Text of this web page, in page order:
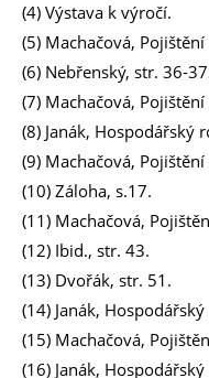
(4) Výstava k výročí.
(5) Machačová,
(6) Nebřenský, str. 36-
(7) Machačová,
(8) Janák, Hospodářský
(9) Machačová,
(10) Záloha, s.17.
(11) Machačová,
(12) Ibid., str. 43.
(13) Dvořák, str. 51.
(14) Janák,
(15) Machačová,
(16) Janák,